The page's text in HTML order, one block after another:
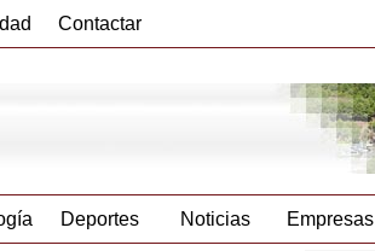
Contactar
Deportes Noticias Empresas